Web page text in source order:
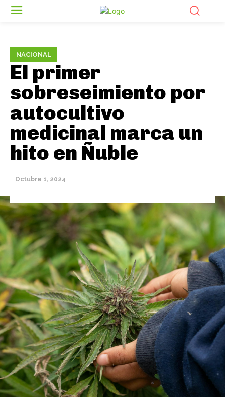
NACIONAL
El primer
sobreseimiento por
autocultivo
medicinal marca un
hito en Ñuble
Octubre 1, 2024